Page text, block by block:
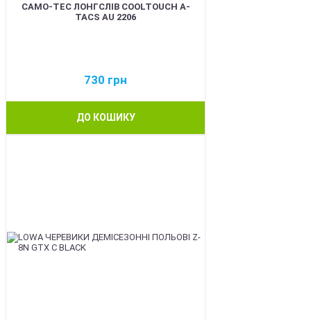
CAMO-TEC ЛОНГСЛІВ COOLTOUCH A-
TACS AU 2206
730 грн
ДО КОШИКУ